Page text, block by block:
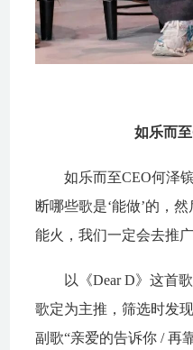
如乐而
如乐而至CEO何泽
断哪些歌是‘能做’的，
能火，我们一定会去推
以《Dear D》这首
歌定为主推，筛选时发
副歌“亲爱的告诉你 / 再